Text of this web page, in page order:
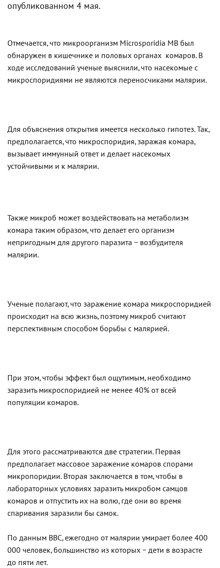
опубликованном 4 мая.
Отмечается, что микроорганизм Microsporidia MB был
обнаружен в кишечнике и половых органах комаров. В
ходе исследований ученые выяснили, что насекомые с
микроспоридиями не являются переносчиками малярии.
Для объяснения открытия имеется несколько гипотез. Так,
предполагается, что микроспоридия, заражая комара,
вызывает иммунный ответ и делает насекомых
устойчивыми и к малярии.
Также микроб может воздействовать на метаболизм
комара таким образом, что делает его организм
непригодным для другого паразита − возбудителя
малярии.
Ученые полагают, что заражение комара микроспоридией
происходит на всю жизнь, поэтому микроб считают
перспективным способом борьбы с малярией.
При этом, чтобы эффект был ощутимым, необходимо
заразить микроспоридией не менее 40% от всей
популяции комаров.
Для этого рассматриваются две стратегии. Первая
предполагает массовое заражение комаров спорами
микропоридии. Вторая заключается в том, чтобы в
лабораторных условиях заразить микробом самцов
комаров и отпустить их на волю, где они во время
спаривания заразили бы самок.
По данным ВВС, ежегодно от малярии умирает более 400
000 человек, большинство из которых − дети в возрасте
до пяти лет.